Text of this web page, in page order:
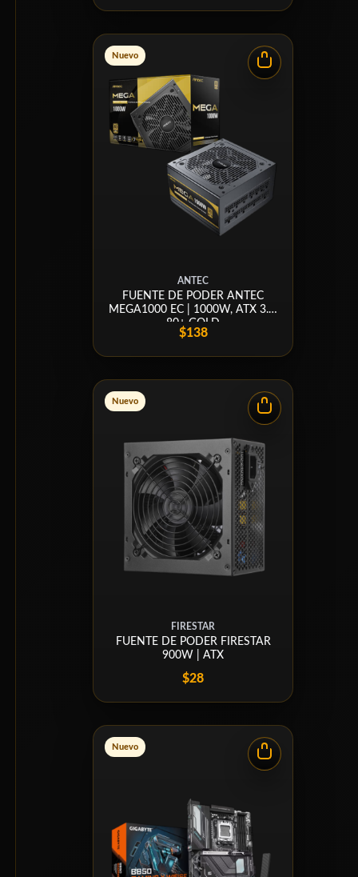
Nuevo
ANTEC
FUENTE DE PODER ANTEC
MEGA1000 EC | 1000W, ATX 3.1,
80+ GOLD
$138
Nuevo
FIRESTAR
FUENTE DE PODER FIRESTAR
900W | ATX
$28
Nuevo